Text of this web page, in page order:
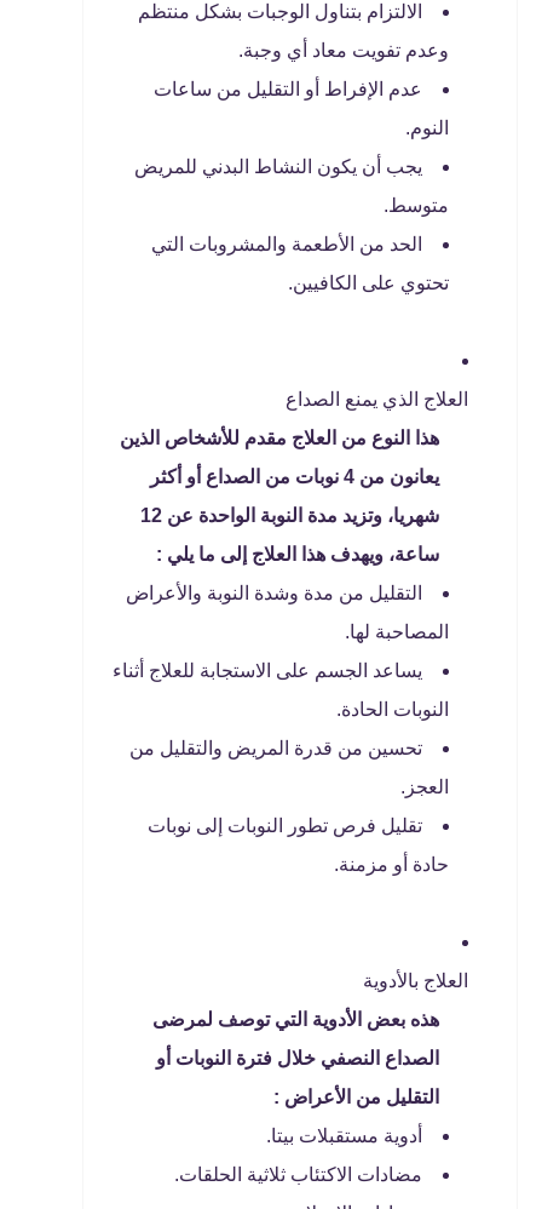
الالتزام بتناول الوجبات بشكل منتظم
وعدم تفويت معاد أي وجبة.
عدم الإفراط أو التقليل من ساعات
النوم.
يجب أن يكون النشاط البدني للمريض
متوسط.
الحد من الأطعمة والمشروبات التي
تحتوي على الكافيين.
العلاج الذي يمنع الصداع
هذا النوع من العلاج مقدم للأشخاص الذين
يعانون من 4 نوبات من الصداع أو أكثر
شهريا، وتزيد مدة النوبة الواحدة عن 12
ساعة، ويهدف هذا العلاج إلى ما يلي :
التقليل من مدة وشدة النوبة والأعراض
المصاحبة لها.
يساعد الجسم على الاستجابة للعلاج أثناء
النوبات الحادة.
تحسين من قدرة المريض والتقليل من
العجز.
تقليل فرص تطور النوبات إلى نوبات
حادة أو مزمنة.
العلاج بالأدوية
هذه بعض الأدوية التي توصف لمرضى
الصداع النصفي خلال فترة النوبات أو
التقليل من الأعراض :
أدوية مستقبلات بيتا.
مضادات الاكتئاب ثلاثية الحلقات.